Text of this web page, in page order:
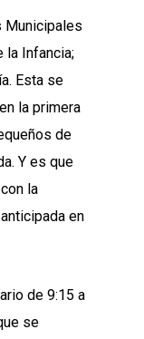
Municipales
la Infancia;
Esta se
la primera
de
Y es que
la
en
de 9:15 a
se